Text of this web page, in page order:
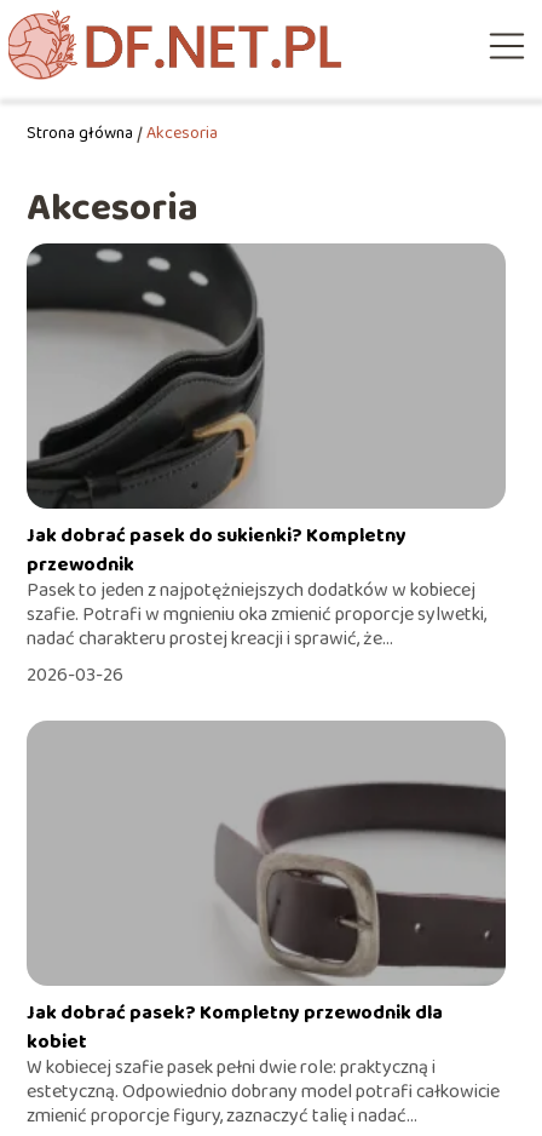
Strona główna/Akcesoria
Akcesoria
Jak dobrać pasek do sukienki? Kompletny
przewodnik
Pasek to jeden z najpotężniejszych dodatków w kobiecej
szafie. Potrafi w mgnieniu oka zmienić proporcje sylwetki,
nadać charakteru prostej kreacji i sprawić, że...
2026-03-26
Jak dobrać pasek? Kompletny przewodnik dla
kobiet
W kobiecej szafie pasek pełni dwie role: praktyczną i
estetyczną. Odpowiednio dobrany model potrafi całkowicie
zmienić proporcje figury, zaznaczyć talię i nadać...